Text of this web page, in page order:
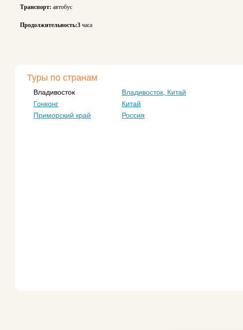
Транспорт: автобус
Продолжительность:3 часа
Туры по странам
Владивосток
Владивосток, Китай
Гонконг
Китай
Приморский край
Россия